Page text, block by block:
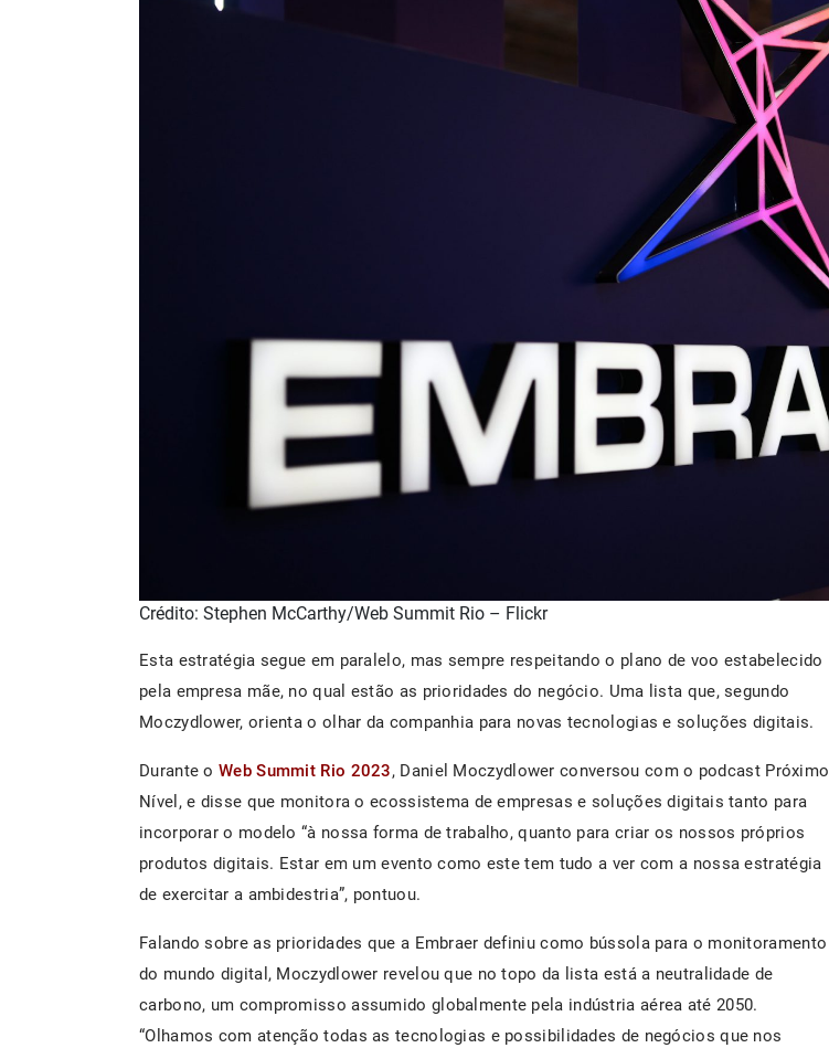
Crédito: Stephen McCarthy/Web Summit Rio – Flickr
Esta estratégia segue em paralelo, mas sempre respeitando o plano de voo estabelecido
pela empresa mãe, no qual estão as prioridades do negócio. Uma lista que, segundo
Moczydlower, orienta o olhar da companhia para novas tecnologias e soluções digitais.
Durante o Web Summit Rio 2023, Daniel Moczydlower conversou com o podcast Próximo
Nível, e disse que monitora o ecossistema de empresas e soluções digitais tanto para
incorporar o modelo “à nossa forma de trabalho, quanto para criar os nossos próprios
produtos digitais. Estar em um evento como este tem tudo a ver com a nossa estratégia
de exercitar a ambidestria”, pontuou.
Falando sobre as prioridades que a Embraer definiu como bússola para o monitoramento
do mundo digital, Moczydlower revelou que no topo da lista está a neutralidade de
carbono, um compromisso assumido globalmente pela indústria aérea até 2050.
“Olhamos com atenção todas as tecnologias e possibilidades de negócios que nos